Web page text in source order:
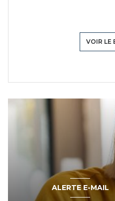
VOIR LE
ALERTE E-MAIL